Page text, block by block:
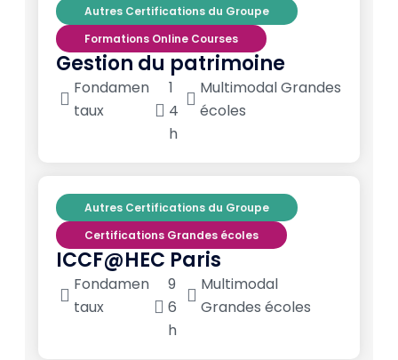
Autres Certifications du Groupe
Formations Online Courses
Gestion du patrimoine
Fondamen
taux
1
4
h
Multimodal Grandes
écoles
Autres Certifications du Groupe
Certifications Grandes écoles
ICCF@HEC Paris
Fondamen
taux
9
6
h
Multimodal
Grandes écoles